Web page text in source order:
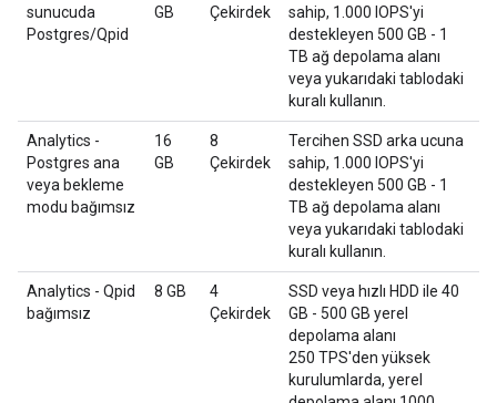
sunucuda
Postgres/Qpid
GB
Çekirdek
sahip, 1.000 IOPS'yi
destekleyen 500 GB - 1
TB ağ depolama alanı
veya yukarıdaki tablodaki
kuralı kullanın.
Analytics -
Postgres ana
veya bekleme
modu bağımsız
16
GB
8
Çekirdek
Tercihen SSD arka ucuna
sahip, 1.000 IOPS'yi
destekleyen 500 GB - 1
TB ağ depolama alanı
veya yukarıdaki tablodaki
kuralı kullanın.
Analytics - Qpid
bağımsız
8 GB
4
Çekirdek
SSD veya hızlı HDD ile 40
GB - 500 GB yerel
depolama alanı
250 TPS'den yüksek
kurulumlarda, yerel